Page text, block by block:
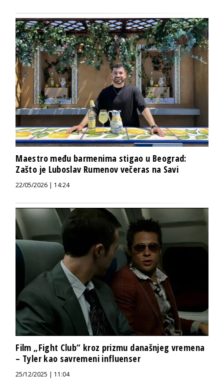
Maestro među barmenima stigao u Beograd:
Zašto je Luboslav Rumenov večeras na Savi
22/05/2026 | 14:24
Film „Fight Club“ kroz prizmu današnjeg vremena
– Tyler kao savremeni influenser
25/12/2025 | 11:04